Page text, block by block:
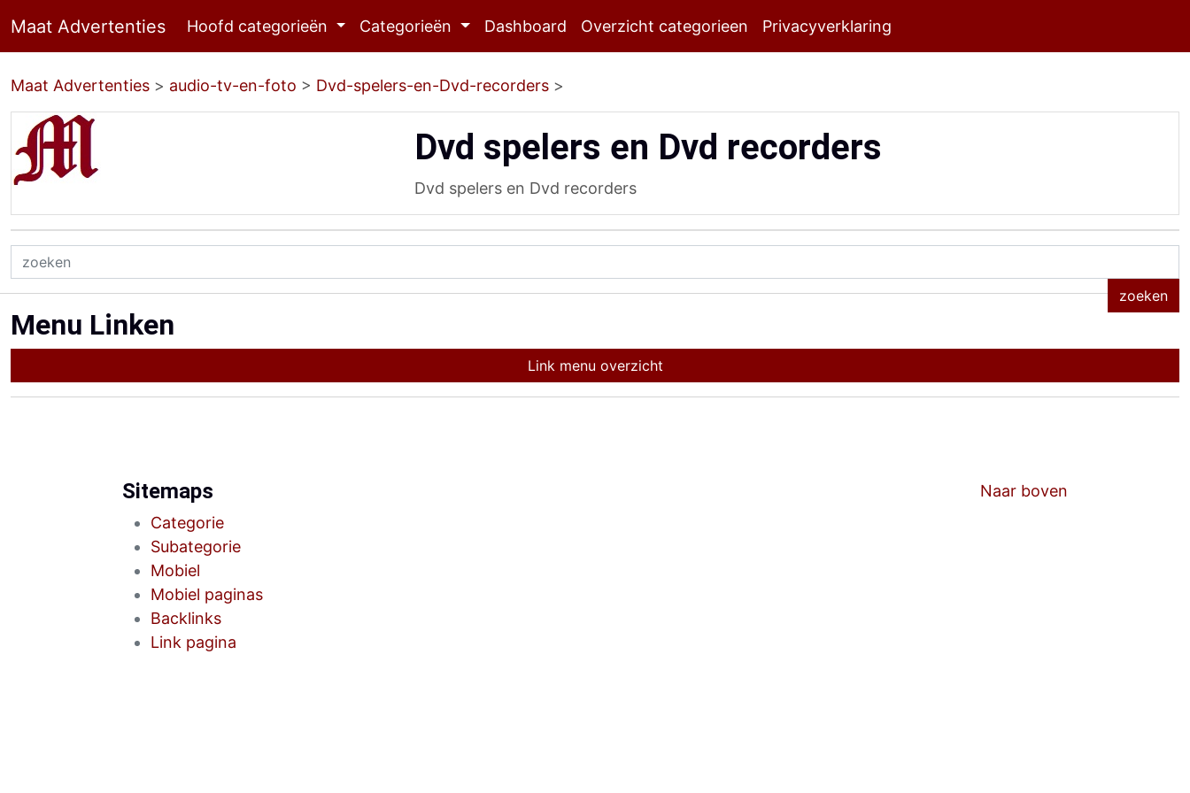
Maat Advertenties Hoofd categorieën Categorieën Dashboard Overzicht categorieen Privacyverklaring
Maat Advertenties > audio-tv-en-foto > Dvd-spelers-en-Dvd-recorders >
Dvd spelers en Dvd recorders
Dvd spelers en Dvd recorders
Menu Linken
Link menu overzicht
Naar boven
Sitemaps
Categorie
Subategorie
Mobiel
Mobiel paginas
Backlinks
Link pagina